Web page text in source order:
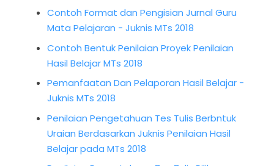
Contoh Format dan Pengisian Jurnal Guru
Mata Pelajaran - Juknis MTs 2018
Contoh Bentuk Penilaian Proyek Penilaian
Hasil Belajar MTs 2018
Pemanfaatan Dan Pelaporan Hasil Belajar -
Juknis MTs 2018
Penilaian Pengetahuan Tes Tulis Berbntuk
Uraian Berdasarkan Juknis Penilaian Hasil
Belajar pada MTs 2018